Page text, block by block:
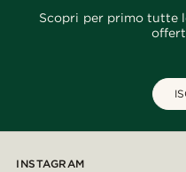
Scopri per primo tutte
INSTAGRAM